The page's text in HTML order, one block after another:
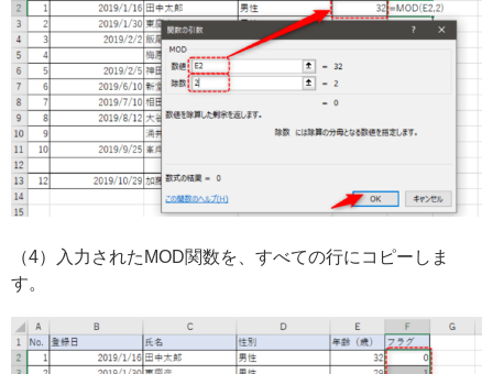
（4）入力されたMOD関数を、すべての行にコピーしま
す。